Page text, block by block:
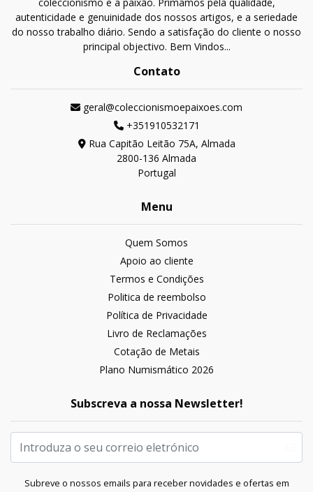
autenticidade e genuinidade dos nossos artigos, e a seriedade
do nosso trabalho diário. Sendo a satisfação do cliente o nosso
principal objectivo. Bem Vindos...
Contato
geral@coleccionismoepaixoes.com
+351910532171
Rua Capitão Leitão 75A, Almada
2800-136 Almada
Portugal
Menu
Quem Somos
Apoio ao cliente
Termos e Condições
Politica de reembolso
Política de Privacidade
Livro de Reclamações
Cotação de Metais
Plano Numismático 2026
Subscreva a nossa Newsletter!
Subreve o nossos emails para receber novidades e ofertas em